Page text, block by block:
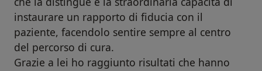
instaurare un rapporto di fiducia con il
paziente, facendolo sentire sempre al centro
del percorso di cura.
Grazie a lei ho raggiunto risultati che hanno